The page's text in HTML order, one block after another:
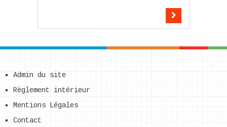
Admin du site
Règlement intérieur
Mentions Légales
Contact